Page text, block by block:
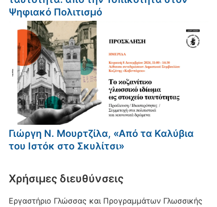
Ψηφιακό Πολιτισμό
Γιώργη Ν. Μουρτζίλα, «Από τα Καλύβια
του Ιστόκ στο Σκυλίτσι»
Xρήσιμες διευθύνσεις
Εργαστήριο Γλώσσας και Προγραμμάτων Γλωσσικής